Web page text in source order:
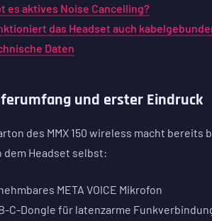
es aktives Noise Cancelling?
das Headset auch
Daten
und erster Eindruck
des MMX 150 wireless macht
dem Headset selbst:
META VOICE Mikrofon
C-Dongle für latenzarme